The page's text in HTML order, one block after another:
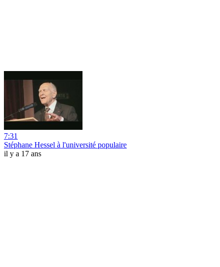
7:31
Stéphane Hessel à l'université populaire
il y a 17 ans